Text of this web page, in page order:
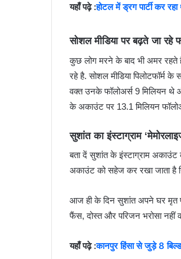
यहाँ पढ़े :होटल में ड्रग पार्टी कर
सोशल मीडिया पर बढ़ते जा रहे
कुछ लोग मरने के बाद भी अमर रहते
रहे है. सोशल मीडिया पिलोटफॉर्म
वक्त उनके फॉलोअर्स 9 मिलियन थे
के अकाउंट पर 13.1 मिलियन
सुशांत का इंस्टाग्राम
बता दें सुशांत के इंस्टाग्राम अकाउंट
अकाउंट को सहेज कर रखा जाता है
आज ही के दिन सुशांत अपने घर मृत
फैंस, दोस्त और परिजन भरोसा नहीं
यहाँ पढ़े :कानपुर हिंसा से जुड़े 8